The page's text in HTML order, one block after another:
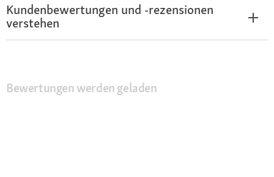
Kundenbewertungen und -rezensionen
verstehen
Bewertungen werden geladen